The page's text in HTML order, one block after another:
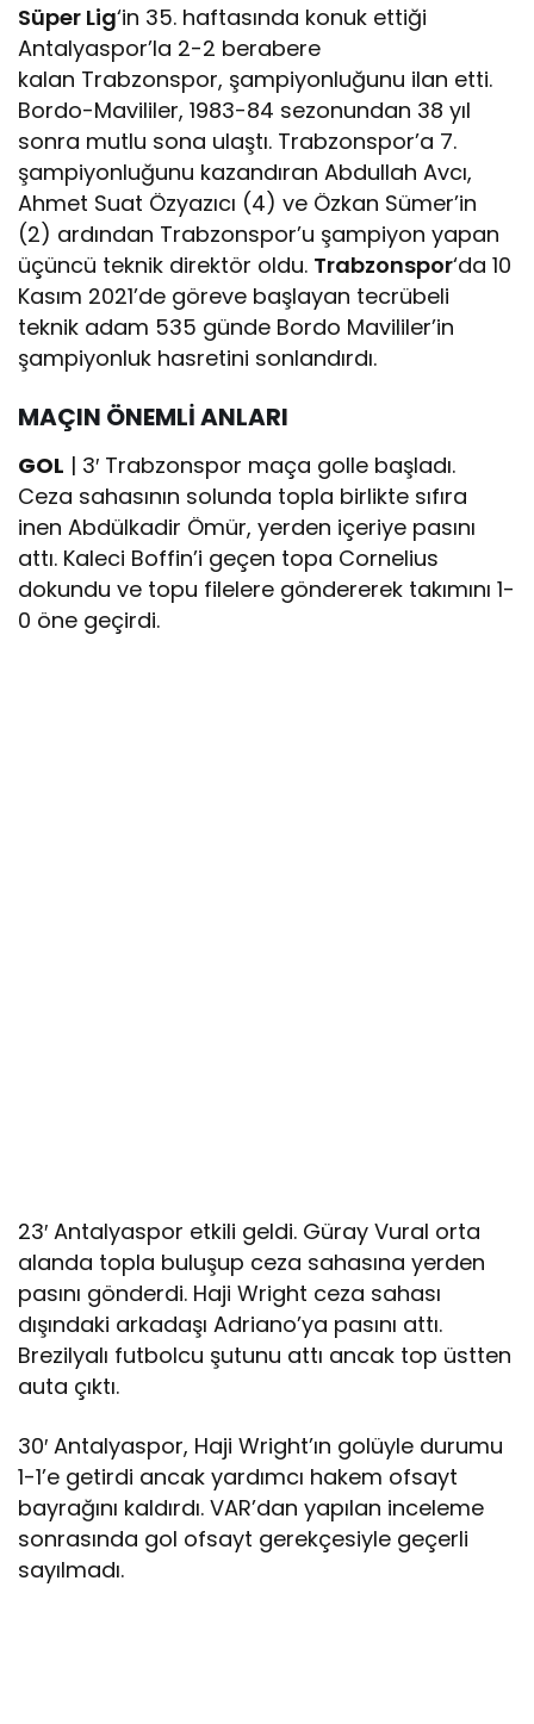
Süper Lig‘in 35. haftasında konuk ettiği
Antalyaspor’la 2-2 berabere
kalan Trabzonspor, şampiyonluğunu ilan etti.
Bordo-Mavililer, 1983-84 sezonundan 38 yıl
sonra mutlu sona ulaştı. Trabzonspor’a 7.
şampiyonluğunu kazandıran Abdullah Avcı,
Ahmet Suat Özyazıcı (4) ve Özkan Sümer’in
(2) ardından Trabzonspor’u şampiyon yapan
üçüncü teknik direktör oldu. Trabzonspor‘da 10
Kasım 2021’de göreve başlayan tecrübeli
teknik adam 535 günde Bordo Mavililer’in
şampiyonluk hasretini sonlandırdı.
MAÇIN ÖNEMLİ ANLARI
GOL | 3′ Trabzonspor maça golle başladı.
Ceza sahasının solunda topla birlikte sıfıra
inen Abdülkadir Ömür, yerden içeriye pasını
attı. Kaleci Boffin’i geçen topa Cornelius
dokundu ve topu filelere göndererek takımını 1-
0 öne geçirdi.
23′ Antalyaspor etkili geldi. Güray Vural orta
alanda topla buluşup ceza sahasına yerden
pasını gönderdi. Haji Wright ceza sahası
dışındaki arkadaşı Adriano’ya pasını attı.
Brezilyalı futbolcu şutunu attı ancak top üstten
auta çıktı.
30′ Antalyaspor, Haji Wright’ın golüyle durumu
1-1’e getirdi ancak yardımcı hakem ofsayt
bayrağını kaldırdı. VAR’dan yapılan inceleme
sonrasında gol ofsayt gerekçesiyle geçerli
sayılmadı.